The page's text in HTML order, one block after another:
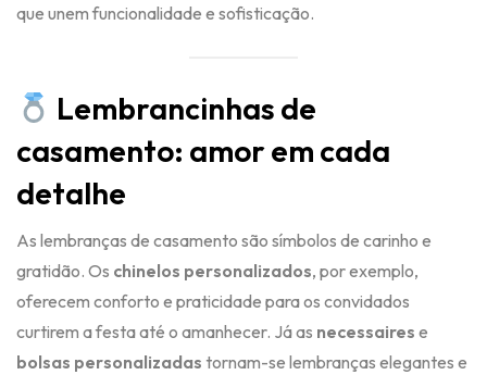
que unem funcionalidade e sofisticação.
Lembrancinhas de
casamento: amor em cada
detalhe
As lembranças de casamento são símbolos de carinho e
gratidão. Os chinelos personalizados, por exemplo,
oferecem conforto e praticidade para os convidados
curtirem a festa até o amanhecer. Já as necessaires e
bolsas personalizadas tornam-se lembranças elegantes e